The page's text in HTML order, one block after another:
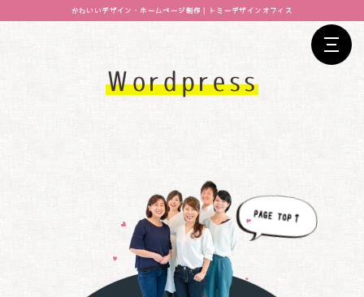
かわいいデザイン・ホームページ制作｜トミーデザインオフィス
Wordpress